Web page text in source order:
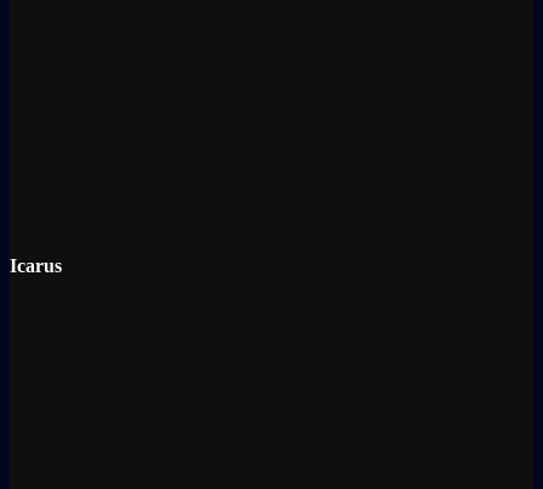
Icarus